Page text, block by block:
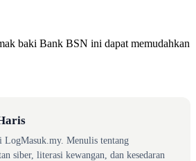
baki Bank BSN ini dapat memudahkan
LogMasuk.my. Menulis tentang
siber, literasi kewangan, dan kesedaran